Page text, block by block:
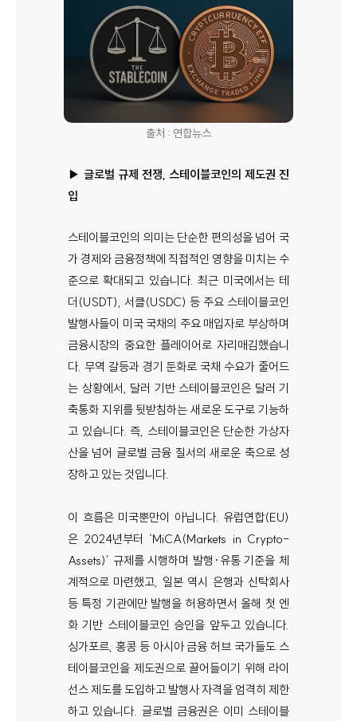
출처 : 연합뉴스
▶ 글로벌 규제 전쟁, 스테이블코인의 제도권 진
입
스테이블코인의 의미는 단순한 편의성을 넘어 국
가 경제와 금융정책에 직접적인 영향을 미치는 수
준으로 확대되고 있습니다. 최근 미국에서는 테
더(USDT), 서클(USDC) 등 주요 스테이블코인
발행사들이 미국 국채의 주요 매입자로 부상하며
금융시장의 중요한 플레이어로 자리매김했습니
다. 무역 갈등과 경기 둔화로 국채 수요가 줄어드
는 상황에서, 달러 기반 스테이블코인은 달러 기
축통화 지위를 뒷받침하는 새로운 도구로 기능하
고 있습니다. 즉, 스테이블코인은 단순한 가상자
산을 넘어 글로벌 금융 질서의 새로운 축으로 성
장하고 있는 것입니다.
이 흐름은 미국뿐만이 아닙니다. 유럽연합(EU)
은 2024년부터 ‘MiCA(Markets in Crypto-
Assets)’ 규제를 시행하며 발행·유통 기준을 체
계적으로 마련했고, 일본 역시 은행과 신탁회사
등 특정 기관에만 발행을 허용하면서 올해 첫 엔
화 기반 스테이블코인 승인을 앞두고 있습니다.
싱가포르, 홍콩 등 아시아 금융 허브 국가들도 스
테이블코인을 제도권으로 끌어들이기 위해 라이
선스 제도를 도입하고 발행사 자격을 엄격히 제한
하고 있습니다. 글로벌 금융권은 이미 스테이블